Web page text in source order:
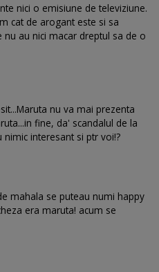
nici o emisiune de televiziune.
cat de arogant este si sa
au nici macar dreptul sa de o
nu va mai prezenta
fine, da' scandalul de la
nimic interesant si ptr voi!?
mahala se puteau numi happy
era maruta! acum se